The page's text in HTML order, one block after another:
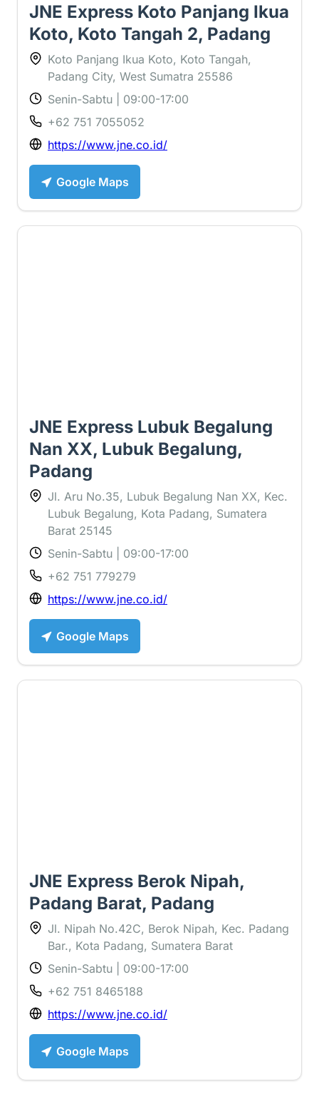
JNE Express Koto Panjang Ikua
Koto, Koto Tangah 2, Padang
Koto Panjang Ikua Koto, Koto Tangah,
Padang City, West Sumatra 25586
Senin-Sabtu | 09:00-17:00
+62 751 7055052
https://www.jne.co.id/
Google Maps
JNE Express Lubuk Begalung
Nan XX, Lubuk Begalung,
Padang
Jl. Aru No.35, Lubuk Begalung Nan XX, Kec.
Lubuk Begalung, Kota Padang, Sumatera
Barat 25145
Senin-Sabtu | 09:00-17:00
+62 751 779279
https://www.jne.co.id/
Google Maps
JNE Express Berok Nipah,
Padang Barat, Padang
Jl. Nipah No.42C, Berok Nipah, Kec. Padang
Bar., Kota Padang, Sumatera Barat
Senin-Sabtu | 09:00-17:00
+62 751 8465188
https://www.jne.co.id/
Google Maps